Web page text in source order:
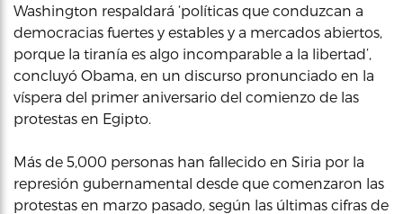
Washington respaldará ‘políticas que conduzcan a
democracias fuertes y estables y a mercados abiertos,
porque la tiranía es algo incomparable a la libertad’,
concluyó Obama, en un discurso pronunciado en la
víspera del primer aniversario del comienzo de las
protestas en Egipto.
Más de 5,000 personas han fallecido en Siria por la
represión gubernamental desde que comenzaron las
protestas en marzo pasado, según las últimas cifras de